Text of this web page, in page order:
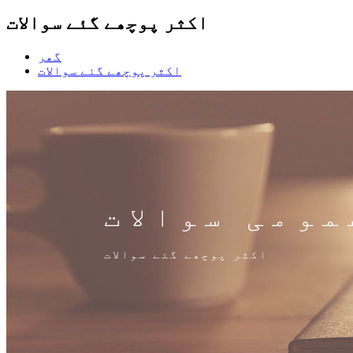
اکثر پوچھے گئے سوالات
گھر
اکثر پوچھے گئے سوالات
سوالات
اکثر پوچھے گئے سوالات